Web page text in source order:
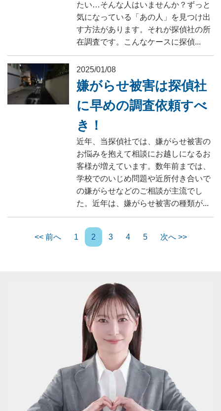
たい…そんな人はいませんか？ずっと
気になっている「あの人」を見つけ出
す方法があります。それが探偵社の所
在調査です。こんなケースに探偵...
2025/01/08
嫌がらせ被害は探偵社
に早めの調査依頼すべ
き！
近年、当探偵社では、嫌がらせ被害の
お悩みを抱えて相談にお越しになるお
客様が増えています。数年前までは、
学校でのいじめ問題や近所付き合いで
の嫌がらせなどのご相談が主流でし
た。近年は、嫌がらせ被害の種類が...
<< 前へ 1 2 3 4 5 次へ >>